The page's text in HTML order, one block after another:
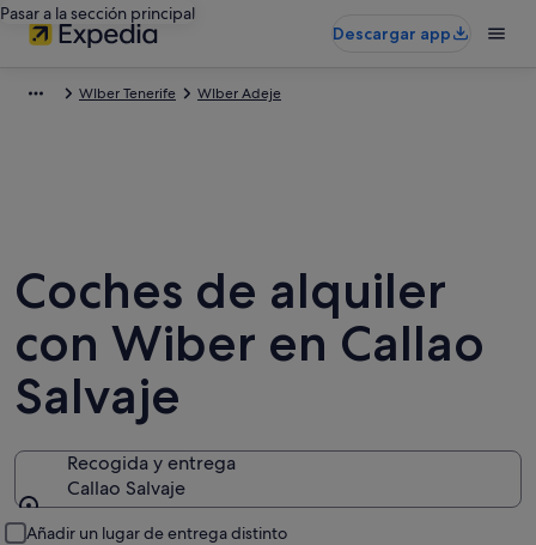
Pasar a la sección principal
Descargar app
WIber Tenerife WIber Adeje
Coches de alquiler
con Wiber en Callao
Salvaje
Recogida y entrega
Callao Salvaje
Añadir un lugar de entrega distinto